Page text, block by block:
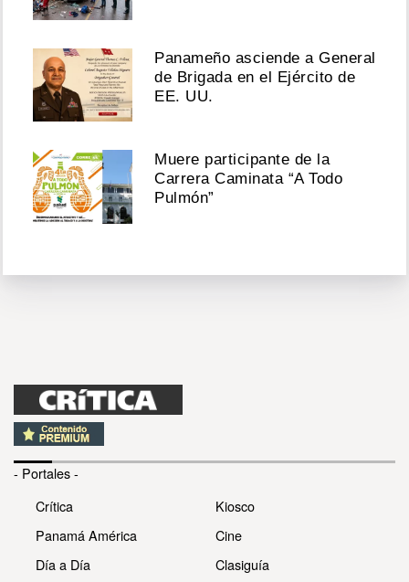
Panameño asciende a General
de Brigada en el Ejército de
EE. UU.
Muere participante de la
Carrera Caminata “A Todo
Pulmón”
- Portales -
Crítica
Panamá América
Día a Día
Kiosco
Cine
Clasiguía